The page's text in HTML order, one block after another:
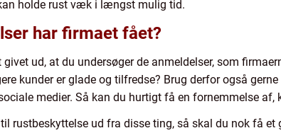
holde rust væk i længst mulig tid.
har firmaet fået?
ud, at du undersøger de anmeldelser, som
kunder er glade og tilfredse? Brug derfor også
medier. Så kan du hurtigt få en fornemmelse af,
rustbeskyttelse ud fra disse ting, så skal du nok få et